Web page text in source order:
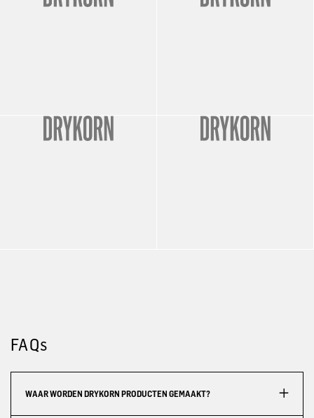
FAQs
WAAR WORDEN DRYKORN PRODUCTEN GEMAAKT?